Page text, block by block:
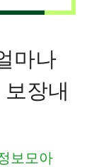
마나
장내
보모아